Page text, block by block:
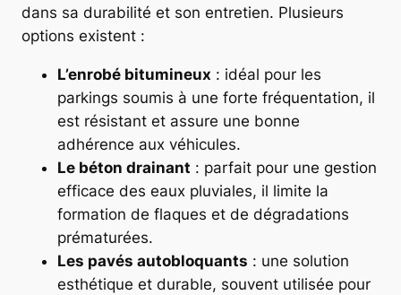
dans sa durabilité et son entretien. Plusieurs
options existent :
L’enrobé bitumineux : idéal pour les
parkings soumis à une forte fréquentation, il
est résistant et assure une bonne
adhérence aux véhicules.
Le béton drainant : parfait pour une gestion
efficace des eaux pluviales, il limite la
formation de flaques et de dégradations
prématurées.
Les pavés autobloquants : une solution
esthétique et durable, souvent utilisée pour